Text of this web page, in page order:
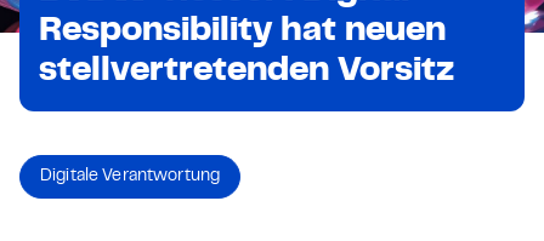
Responsibility hat neuen
stellvertretenden Vorsitz
Digitale Verantwortung